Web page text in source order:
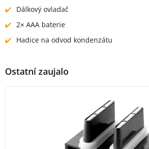
Dálkový ovladač
2× AAA baterie
Hadice na odvod kondenzátu
Ostatní zaujalo